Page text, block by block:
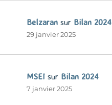
Belzaran sur Bilan 2024
29 janvier 2025
MSEI sur Bilan 2024
7 janvier 2025